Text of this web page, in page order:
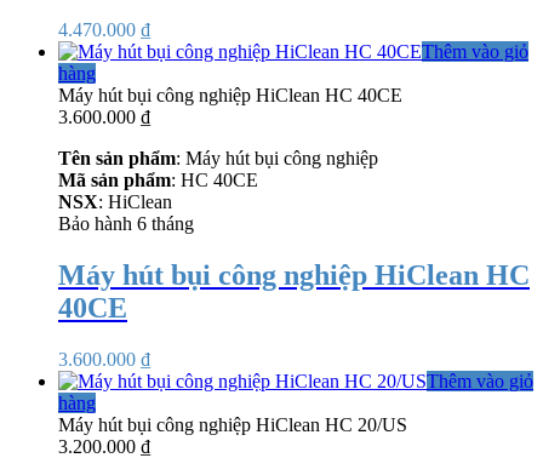
4.470.000 ₫
Thêm vào giỏ
hàng
Máy hút bụi công nghiệp HiClean HC 40CE
3.600.000 ₫
Tên sản phẩm: Máy hút bụi công nghiệp
Mã sản phẩm: HC 40CE
NSX: HiClean
Bảo hành 6 tháng
Máy hút bụi công nghiệp HiClean HC
40CE
3.600.000 ₫
Thêm vào giỏ
hàng
Máy hút bụi công nghiệp HiClean HC 20/US
3.200.000 ₫